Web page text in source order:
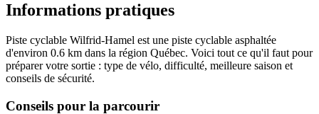
Informations pratiques
Piste cyclable Wilfrid-Hamel est une piste cyclable asphaltée
d'environ 0.6 km dans la région Québec. Voici tout ce qu'il faut pour
préparer votre sortie : type de vélo, difficulté, meilleure saison et
conseils de sécurité.
Conseils pour la parcourir